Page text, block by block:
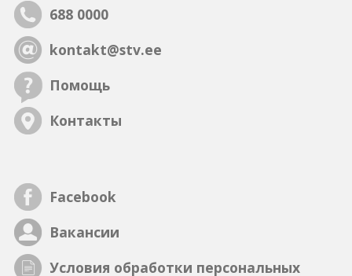
688 0000
kontakt@stv.ee
Помощь
Контакты
Facebook
Вакансии
Условия обработки персональных